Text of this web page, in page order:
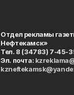
Отдел рекламы
Нефтекамск»
Тел. 8 (34783) 7-45-
Эл. почта: